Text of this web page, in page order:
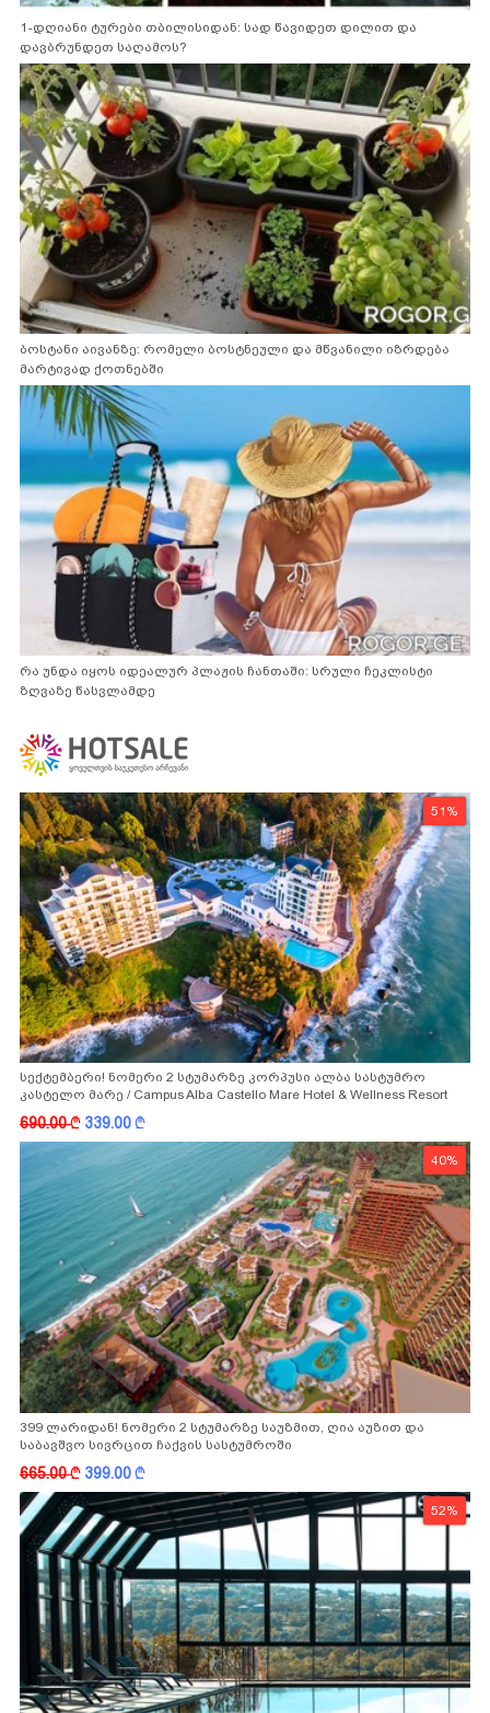
1-დღიანი ტურები თბილისიდან: სად წავიდეთ დილით და
დავბრუნდეთ საღამოს?
ბოსტანი აივანზე: რომელი ბოსტნეული და მწვანილი იზრდება
მარტივად ქოთნებში
რა უნდა იყოს იდეალურ პლაჟის ჩანთაში: სრული ჩეკლისტი
ზღვაზე წასვლამდე
51%
სექტემბერი! ნომერი 2 სტუმარზე კორპუსი ალბა სასტუმრო
კასტელო მარე / Campus Alba Castello Mare Hotel & Wellness Resort
-სგან!
690.00k 339.00k
40%
399 ლარიდან! ნომერი 2 სტუმარზე საუზმით, ღია აუზით და
საბავშვო სივრცით ჩაქვის სასტუმროში
665.00k 399.00k
52%